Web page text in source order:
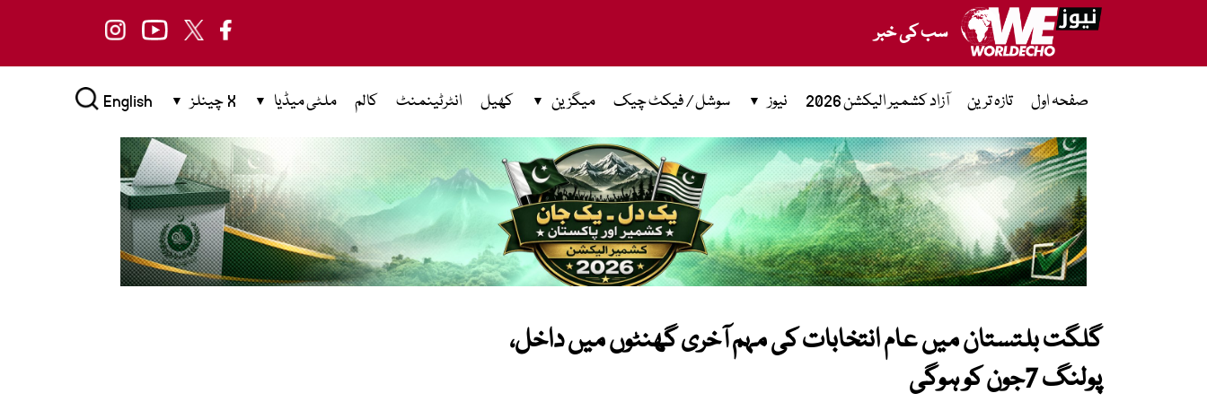
سب کی خبر
صفحہ اول تازہ ترین آزاد کشمیر الیکشن 2026 نیوز سوشل / فیکٹ چیک میگزین کھیل انٹرٹینمنٹ کالم ملٹی میڈیا X چینلز English
گلگت بلتستان میں عام انتخابات کی مہم آخری گھنٹوں میں داخل،
پولنگ 7جون کو ہوگی